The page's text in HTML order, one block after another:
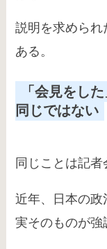
説明を求めら
ある。
「会見をし
同じではない
同じことは記者
近年、日本の
実そのものが強